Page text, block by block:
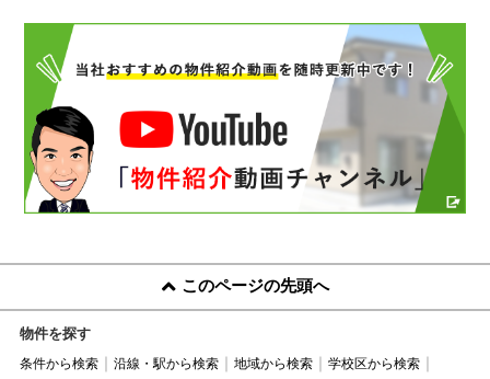
このページの先頭へ
物件を探す
条件から検索 沿線・駅から検索 地域から検索
学校区から検索